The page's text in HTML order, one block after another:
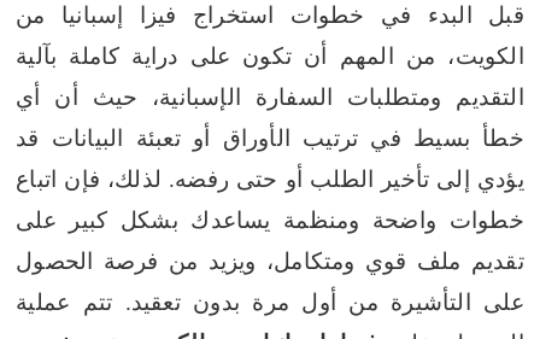
قبل البدء في خطوات استخراج فيزا إسبانيا من
الكويت، من المهم أن تكون على دراية كاملة بآلية
التقديم ومتطلبات السفارة الإسبانية، حيث أن أي
خطأ بسيط في ترتيب الأوراق أو تعبئة البيانات قد
يؤدي إلى تأخير الطلب أو حتى رفضه. لذلك، فإن اتباع
خطوات واضحة ومنظمة يساعدك بشكل كبير على
تقديم ملف قوي ومتكامل، ويزيد من فرصة الحصول
على التأشيرة من أول مرة بدون تعقيد. تتم عملية